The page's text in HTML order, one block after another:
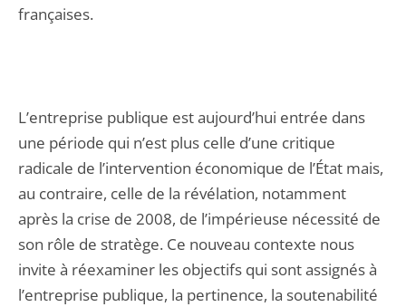
françaises.
L’entreprise publique est aujourd’hui entrée dans
une période qui n’est plus celle d’une critique
radicale de l’intervention économique de l’État mais,
au contraire, celle de la révélation, notamment
après la crise de 2008, de l’impérieuse nécessité de
son rôle de stratège. Ce nouveau contexte nous
invite à réexaminer les objectifs qui sont assignés à
l’entreprise publique, la pertinence, la soutenabilité